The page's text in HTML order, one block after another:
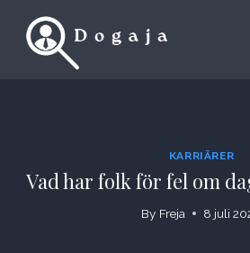
KARRIÄRER
Vad har folk för fel om
By Freja 8 juli